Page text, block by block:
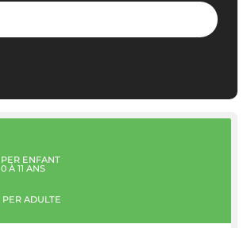
PER ENFANT
0 À 11 ANS
PER ADULTE